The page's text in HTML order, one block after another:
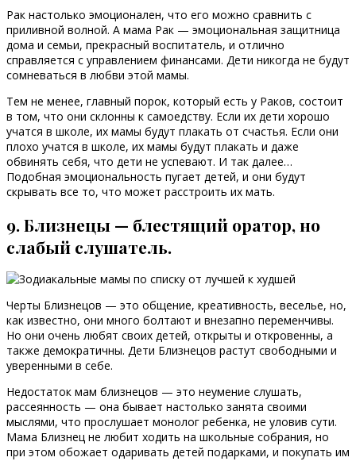
Рак настолько эмоционален, что его можно сравнить с
приливной волной. А мама Рак — эмоциональная защитница
дома и семьи, прекрасный воспитатель, и отлично
справляется с управлением финансами. Дети никогда не будут
сомневаться в любви этой мамы.
Тем не менее, главный порок, который есть у Раков, состоит
в том, что они склонны к самоедству. Если их дети хорошо
учатся в школе, их мамы будут плакать от счастья. Если они
плохо учатся в школе, их мамы будут плакать и даже
обвинять себя, что дети не успевают. И так далее…
Подобная эмоциональность пугает детей, и они будут
скрывать все то, что может расстроить их мать.
9. Близнецы — блестящий оратор, но
слабый слушатель.
Черты Близнецов — это общение, креативность, веселье, но,
как известно, они много болтают и внезапно переменчивы.
Но они очень любят своих детей, открыты и откровенны, а
также демократичны. Дети Близнецов растут свободными и
уверенными в себе.
Недостаток мам близнецов — это неумение слушать,
рассеянность — она бывает настолько занята своими
мыслями, что прослушает монолог ребенка, не уловив сути.
Мама Близнец не любит ходить на школьные собрания, но
при этом обожает одаривать детей подарками, и покупать им